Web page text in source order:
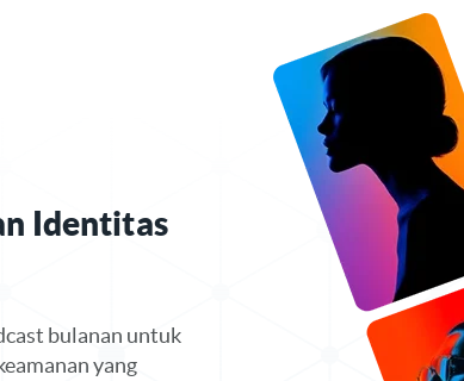
Identitas
bulanan untuk
yang